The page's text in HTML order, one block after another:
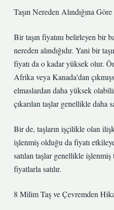
Taşın Nereden Alındığına
Bir taşın fiyatını belirleyen bir
nereden alındığıdır. Yani bir
fiyatı da o kadar yüksek olur.
Afrika veya Kanada’dan
elmaslardan daha yüksek
çıkarılan taşlar genellikle daha
Bir de, taşların işçilikle olan
işlenmiş olduğu da fiyatı
satılan taşlar genellikle
fiyatlarla satılır.
8 Milim Taş ve Çevremden